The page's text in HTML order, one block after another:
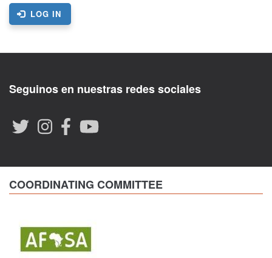
LOG IN
Seguinos en nuestras redes sociales
COORDINATING COMMITTEE